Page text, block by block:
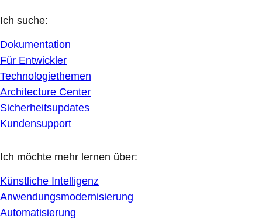
Ich suche:
Dokumentation
Für Entwickler
Technologiethemen
Architecture Center
Sicherheitsupdates
Kundensupport
Ich möchte mehr lernen über:
Künstliche Intelligenz
Anwendungsmodernisierung
Automatisierung